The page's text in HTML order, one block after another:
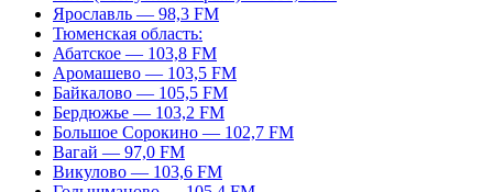
Ярославль — 98,3 FM
Тюменская область:
Абатское — 103,8 FM
Аромашево — 103,5 FM
Байкалово — 105,5 FM
Бердюжье — 103,2 FM
Большое Сорокино — 102,7 FM
Вагай — 97,0 FM
Викулово — 103,6 FM